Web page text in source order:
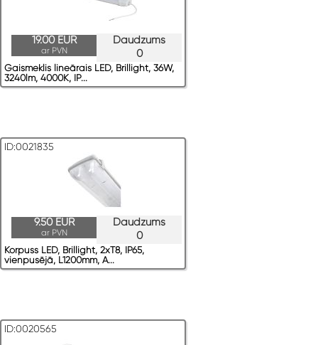
Daudzums
0
19.00 EUR
ar PVN
Gaismeklis lineārais LED, Brillight, 36W,
3240lm, 4000K, IP...
ID:0021835
Daudzums
0
9.50 EUR
ar PVN
Korpuss LED, Brillight, 2xT8, IP65,
vienpusējā, L1200mm, A...
ID:0020565